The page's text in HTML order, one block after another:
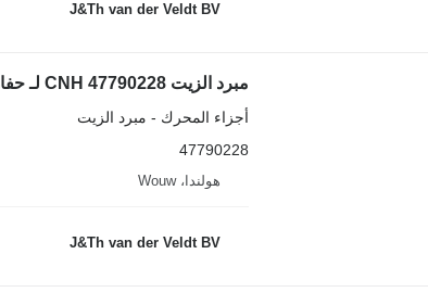
J&Th van der Veldt BV
مبرد الزيت CNH 47790228 لـ حفارة Case CX210D CX130D CX230D CX240D CX250D
أجزاء المحرك - مبرد الزيت
47790228
هولندا، Wouw
J&Th van der Veldt BV